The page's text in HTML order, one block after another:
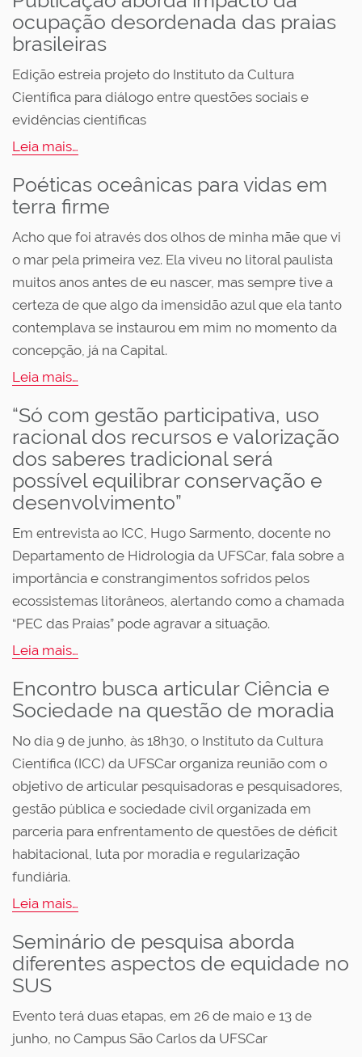
ocupação desordenada das praias
brasileiras
Edição estreia projeto do Instituto da Cultura
Científica para diálogo entre questões sociais e
evidências científicas
Leia mais…
Poéticas oceânicas para vidas em
terra firme
Acho que foi através dos olhos de minha mãe que vi
o mar pela primeira vez. Ela viveu no litoral paulista
muitos anos antes de eu nascer, mas sempre tive a
certeza de que algo da imensidão azul que ela tanto
contemplava se instaurou em mim no momento da
concepção, já na Capital.
Leia mais…
“Só com gestão participativa, uso
racional dos recursos e valorização
dos saberes tradicional será
possível equilibrar conservação e
desenvolvimento”
Em entrevista ao ICC, Hugo Sarmento, docente no
Departamento de Hidrologia da UFSCar, fala sobre a
importância e constrangimentos sofridos pelos
ecossistemas litorâneos, alertando como a chamada
“PEC das Praias” pode agravar a situação.
Leia mais…
Encontro busca articular Ciência e
Sociedade na questão de moradia
No dia 9 de junho, às 18h30, o Instituto da Cultura
Científica (ICC) da UFSCar organiza reunião com o
objetivo de articular pesquisadoras e pesquisadores,
gestão pública e sociedade civil organizada em
parceria para enfrentamento de questões de déficit
habitacional, luta por moradia e regularização
fundiária.
Leia mais…
Seminário de pesquisa aborda
diferentes aspectos de equidade no
SUS
Evento terá duas etapas, em 26 de maio e 13 de
junho, no Campus São Carlos da UFSCar